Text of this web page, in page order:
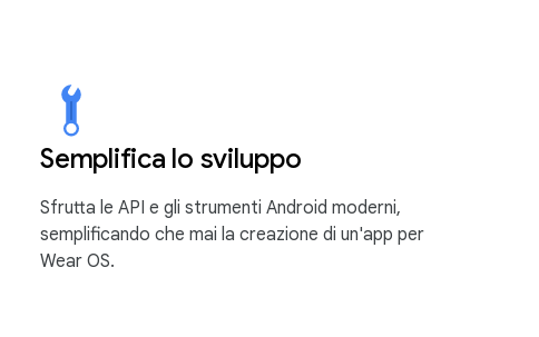
Semplifica lo sviluppo
Sfrutta le API e gli strumenti Android moderni,
semplificando che mai la creazione di un'app per
Wear OS.